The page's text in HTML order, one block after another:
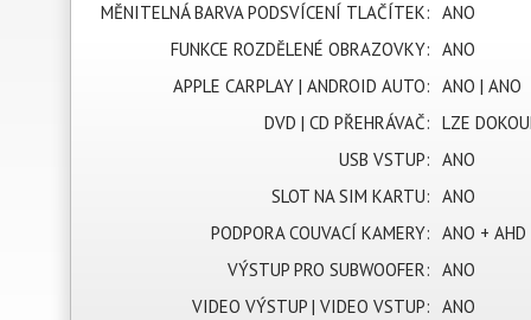
MĚNITELNÁ BARVA PODSVÍCENÍ TLAČÍTEK: ANO
FUNKCE ROZDĚLENÉ OBRAZOVKY: ANO
APPLE CARPLAY | ANDROID AUTO: ANO | ANO
DVD | CD PŘEHRÁVAČ: LZE
USB VSTUP: ANO
SLOT NA SIM KARTU: ANO
PODPORA COUVACÍ KAMERY: ANO + AHD
VÝSTUP PRO SUBWOOFER: ANO
VIDEO VÝSTUP | VIDEO VSTUP: ANO